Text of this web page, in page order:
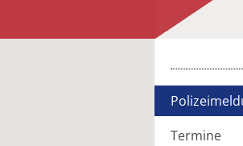
Termine
Artikel weiterleiten